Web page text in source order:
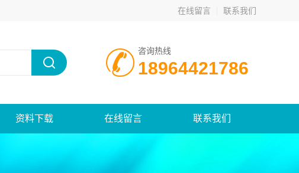
在线留言 联系我们
咨询热线
18964421786
资料下载 在线留言 联系我们